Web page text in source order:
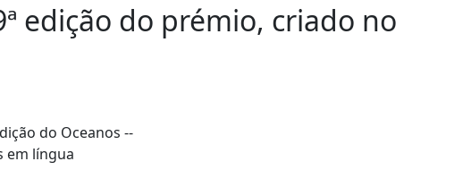
edição do prémio, criado no
do Oceanos --
em língua